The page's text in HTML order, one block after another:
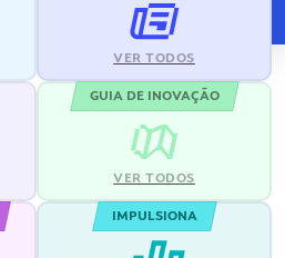
VER TODOS
GUIA DE INOVAÇÃO
VER TODOS
IMPULSIONA